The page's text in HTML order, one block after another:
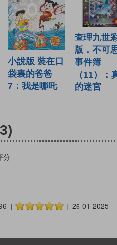
小說版 裝在口
袋裏的爸爸
7：我是哪吒
查理九世
版．不可
事件簿
（11）：
的迷宮
分
| | 26-01-2025